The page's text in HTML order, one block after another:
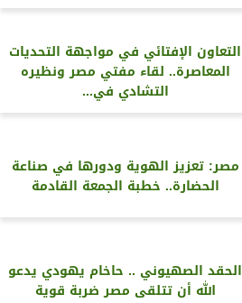
التعاون الإفتائي في مواجهة التحديات
المعاصرة.. لقاء مفتي مصر ونظيره
التشادي في...
مصر: تعزيز الهوية ودورها في صناعة
الحضارة.. خطبة الجمعة القادمة
الحقد الصهيوني .. حاخام يهودي يدعو
الله أن تتلقى مصر ضربة قوية